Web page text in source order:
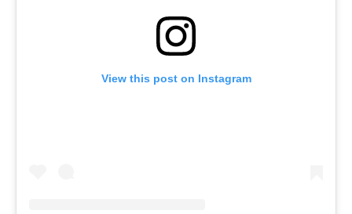
View this post on Instagram